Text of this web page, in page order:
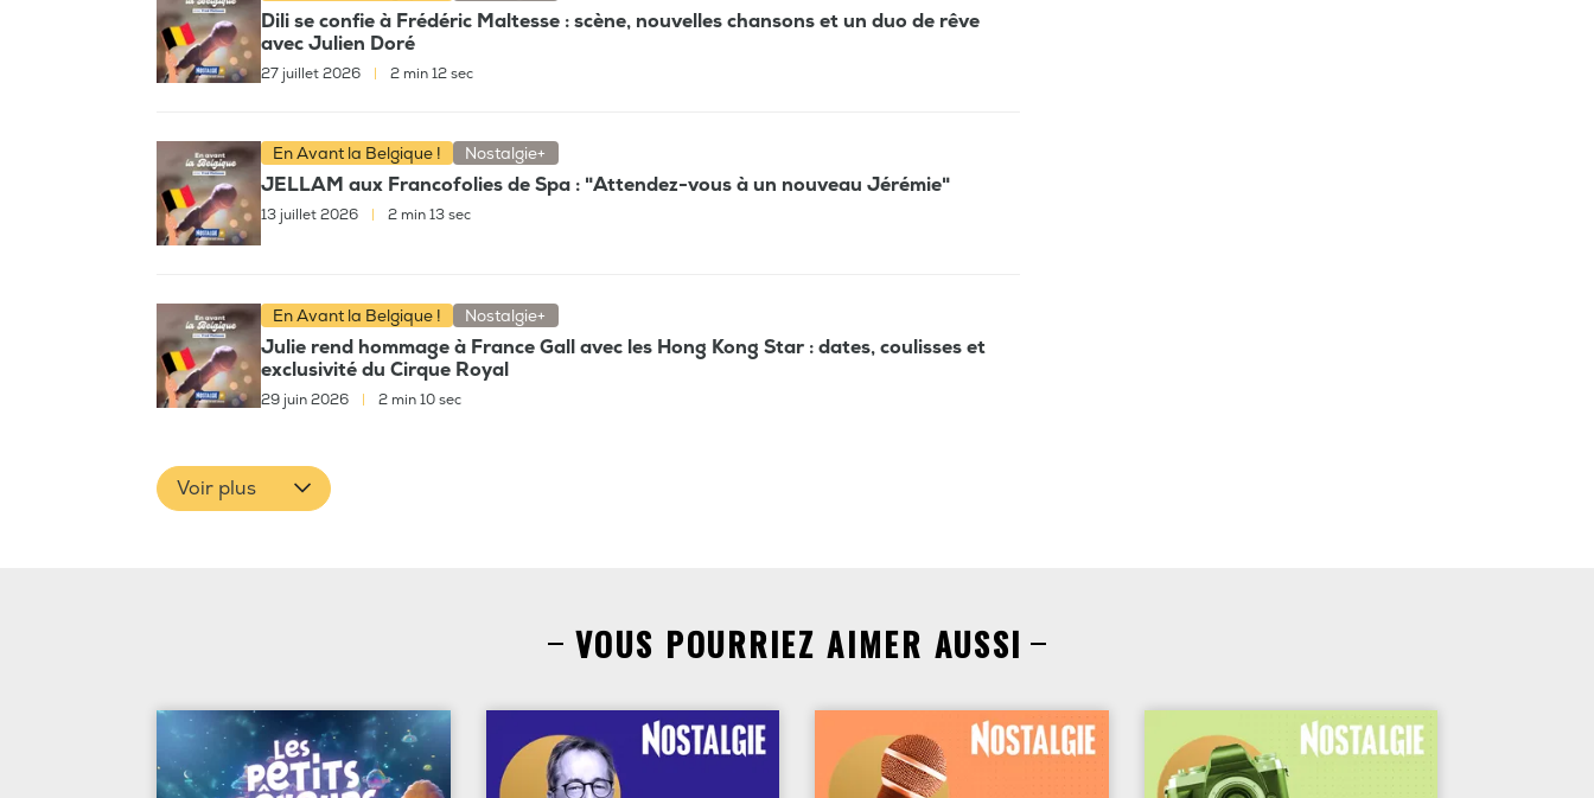
Dili se confie à Frédéric Maltesse : scène, nouvelles chansons et un duo de rêve
avec Julien Doré
27 juillet 2026 2 min 12 sec
En Avant la Belgique ! Nostalgie+
JELLAM aux Francofolies de Spa : "Attendez-vous à un nouveau Jérémie"
13 juillet 2026 2 min 13 sec
En Avant la Belgique ! Nostalgie+
Julie rend hommage à France Gall avec les Hong Kong Star : dates, coulisses et
exclusivité du Cirque Royal
29 juin 2026 2 min 10 sec
Voir plus
VOUS POURRIEZ AIMER AUSSI